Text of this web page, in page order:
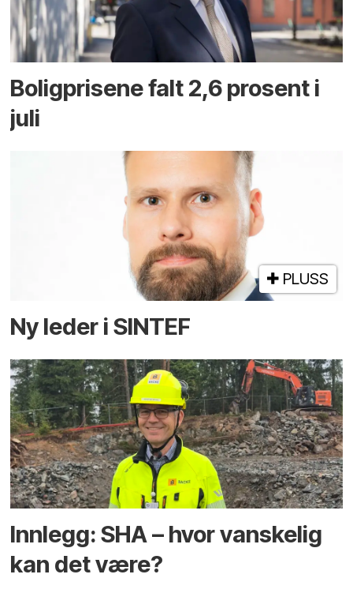
Boligprisene falt 2,6 prosent i
juli
PLUSS
Ny leder i SINTEF
Innlegg: SHA – hvor vanskelig
kan det være?